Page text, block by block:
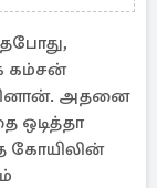
கம்சன்
அதனை
ஒடித்தா
கோயிலின்